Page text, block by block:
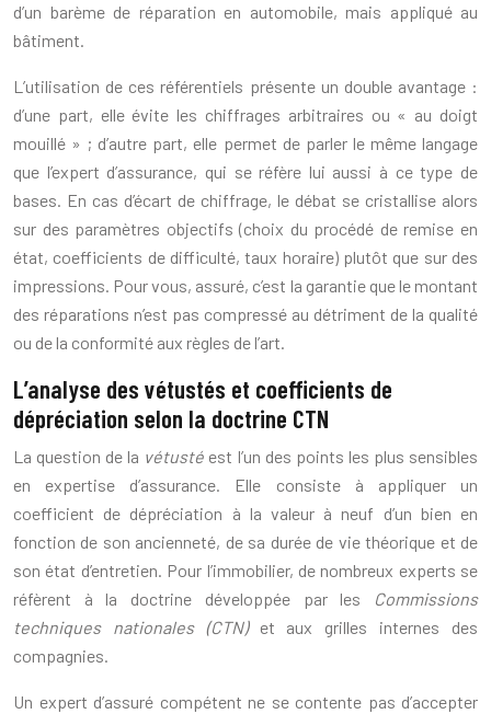
d’un barème de réparation en automobile, mais appliqué au
bâtiment.
L’utilisation de ces référentiels présente un double avantage :
d’une part, elle évite les chiffrages arbitraires ou « au doigt
mouillé » ; d’autre part, elle permet de parler le même langage
que l’expert d’assurance, qui se réfère lui aussi à ce type de
bases. En cas d’écart de chiffrage, le débat se cristallise alors
sur des paramètres objectifs (choix du procédé de remise en
état, coefficients de difficulté, taux horaire) plutôt que sur des
impressions. Pour vous, assuré, c’est la garantie que le montant
des réparations n’est pas compressé au détriment de la qualité
ou de la conformité aux règles de l’art.
L’analyse des vétustés et coefficients de
dépréciation selon la doctrine CTN
La question de la vétusté est l’un des points les plus sensibles
en expertise d’assurance. Elle consiste à appliquer un
coefficient de dépréciation à la valeur à neuf d’un bien en
fonction de son ancienneté, de sa durée de vie théorique et de
son état d’entretien. Pour l’immobilier, de nombreux experts se
réfèrent à la doctrine développée par les
Commissions
techniques nationales (CTN)et aux grilles internes des
compagnies.
Un expert d’assuré compétent ne se contente pas d’accepter